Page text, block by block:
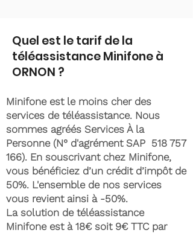
Quel est le tarif de la
téléassistance Minifone à
ORNON ?
Minifone est le moins cher des
services de téléassistance. Nous
sommes agréés Services À la
Personne (N° d'agrément SAP 518 757
166). En souscrivant chez Minifone,
vous bénéficiez d’un crédit d’impôt de
50%. L'ensemble de nos services
vous revient ainsi à -50%.
La solution de téléassistance
Minifone est à 18€ soit 9€ TTC par